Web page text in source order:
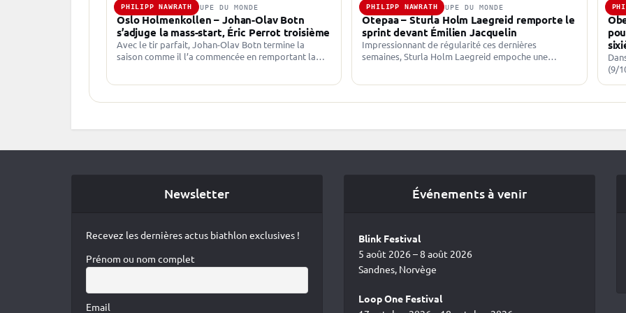
PHILIPP NAWRATH
22 MARS 2026 · COUPE DU MONDE
Oslo Holmenkollen – Johan-Olav Botn
s’adjuge la mass-start, Éric Perrot troisième
Avec le tir parfait, Johan-Olav Botn termine la
saison comme il l’a commencée en remportant la
PHILIPP NAWRATH
12 MARS 2026 · COUPE DU MONDE
Otepaa – Sturla Holm Laegreid remporte le
sprint devant Émilien Jacquelin
Impressionnant de régularité ces dernières
semaines, Sturla Holm Laegreid empoche une
8
(9/
Newsletter
Recevez les dernières actus biathlon exclusives !
Prénom ou nom complet
Email
Événements à venir
Blink Festival
5 août 2026 – 8 août 2026
Sandnes, Norvège
Loop One Festival